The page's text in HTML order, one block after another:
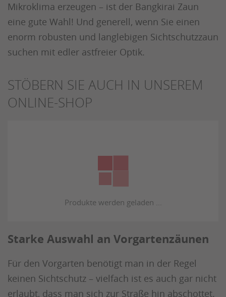
Mikroklima erzeugen – ist der Bangkirai Zaun
eine gute Wahl! Und generell, wenn Sie einen
enorm robusten und langlebigen Sichtschutzzaun
suchen mit edler astfreier Optik.
STÖBERN SIE AUCH IN UNSEREM
ONLINE-SHOP
Starke Auswahl an Vorgartenzäunen
Für den Vorgarten benötigt man in der Regel
keinen Sichtschutz – vielfach ist es auch gar nicht
erlaubt, dass man sich zur Straße hin abschottet.